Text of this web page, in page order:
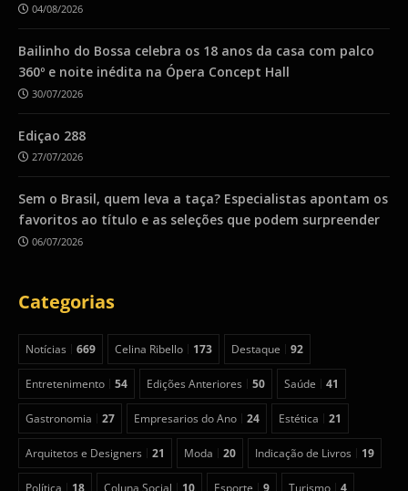
04/08/2026
Bailinho do Bossa celebra os 18 anos da casa com palco
360º e noite inédita na Ópera Concept Hall
30/07/2026
Ediçao 288
27/07/2026
Sem o Brasil, quem leva a taça? Especialistas apontam os
favoritos ao título e as seleções que podem surpreender
06/07/2026
Categorias
Notícias 669 Celina Ribello 173 Destaque 92
Entretenimento 54 Edições Anteriores 50 Saúde 41
Gastronomia 27 Empresarios do Ano 24 Estética 21
Arquitetos e Designers 21 Moda 20 Indicação de Livros 19
Política 18 Coluna Social 10 Esporte 9 Turismo 4